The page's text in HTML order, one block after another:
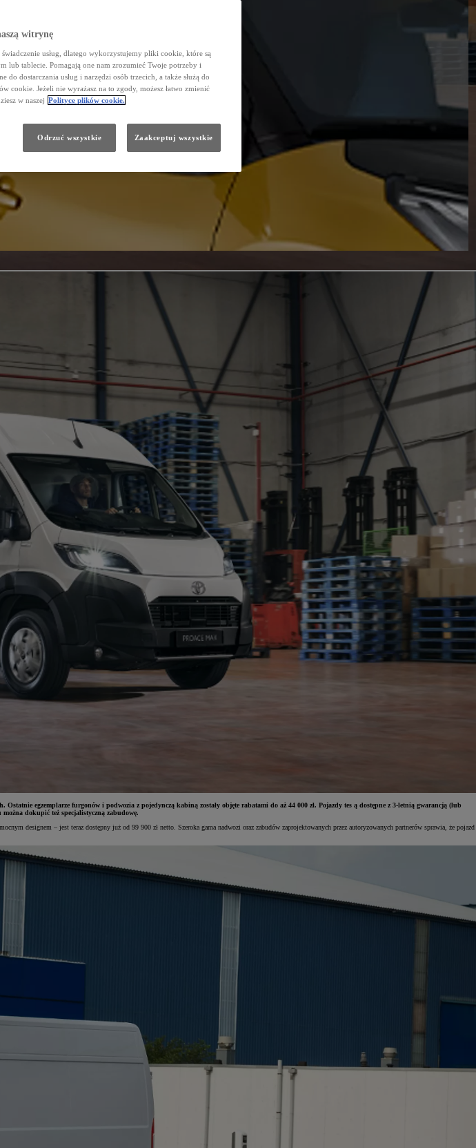
egzemplarze furgonów i podwozia z pojedynczą kabiną zostały objęte rabatami do aż 44 000 zł. Pojazdy tes ą dostępne z 3-letnią gwarancją (lub
dokupić też specjalistyczną zabudowę.
designem – jest teraz dostępny już od 99 900 zł netto. Szeroka gama nadwozi oraz zabudów zaprojektowanych przez autoryzowanych partnerów sprawia, że pojazd
witrynę
usług, dlatego wykorzystujemy pliki cookie, które są
lub tablecie. Pomagają one nam zrozumieć Twoje potrzeby i
dostarczania usług i narzędzi osób trzecich, a także służą do
cookie. Jeżeli nie wyrażasz na to zgody, możesz łatwo zmienić
w naszej Polityce plików cookie.
Odrzuć wszystkie Zaakceptuj wszystkie